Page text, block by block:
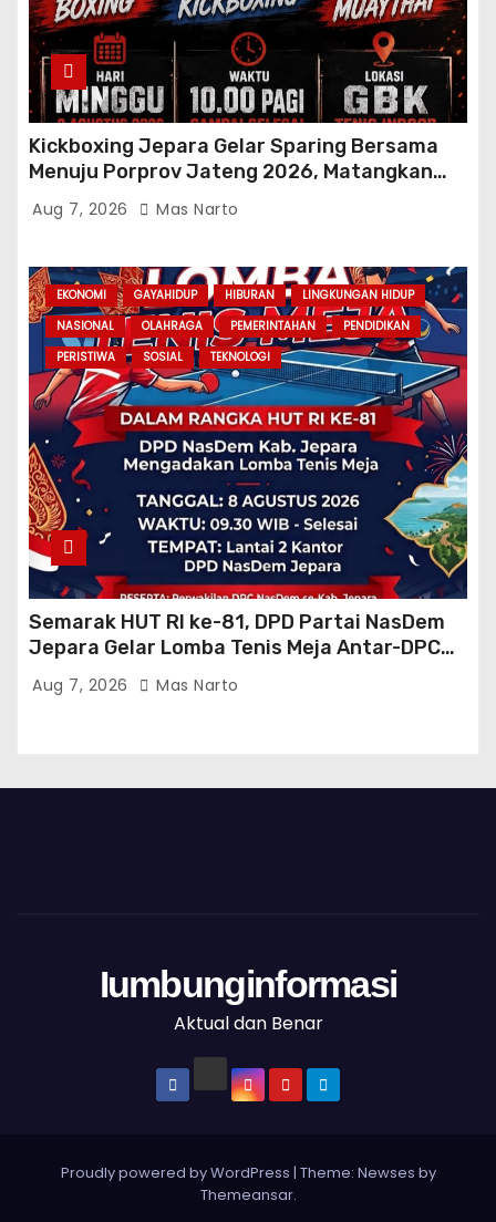
Kickboxing Jepara Gelar Sparing Bersama
Menuju Porprov Jateng 2026, Matangkan
Fisik dan Teknik Atlet
Aug 7, 2026 Mas Narto
EKONOMI GAYAHIDUP HIBURAN
LINGKUNGAN HIDUP
NASIONAL
OLAHRAGA PEMERINTAHAN
PENDIDIKAN
PERISTIWA
SOSIAL TEKNOLOGI
Semarak HUT RI ke-81, DPD Partai NasDem
Jepara Gelar Lomba Tenis Meja Antar-DPC
Se-Kabupaten
Aug 7, 2026 Mas Narto
Iumbunginformasi
Aktual dan Benar
Proudly powered by WordPress | Theme: Newses by
Themeansar.